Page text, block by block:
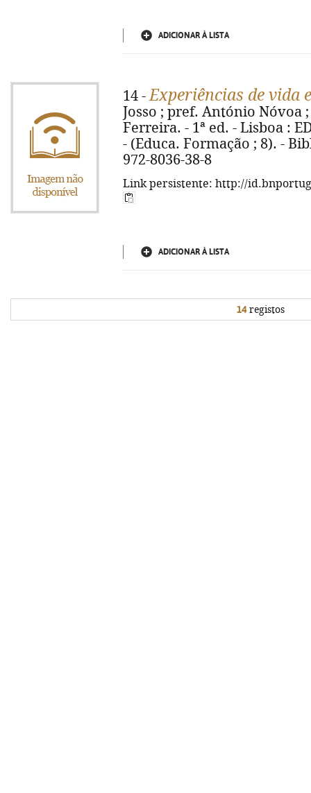
ADICIONAR À LISTA
14 -Experiências de vida
Josso ; pref. António Nóvoa
Ferreira. - 1ª ed. - Lisboa :
- (Educa. Formação ; 8). -
972-8036-38-8
Link persistente: http://
ADICIONAR À LISTA
14registos